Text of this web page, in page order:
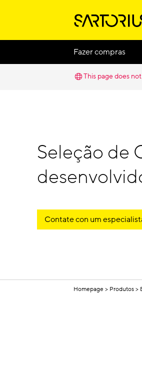
Fazer compras
This page does
Seleção de
Contate con um
Homepage Produtos